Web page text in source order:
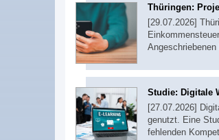
Thüringen:
[29.07.2026]
Studie: Digitale
[27.07.2026]
genutzt. Eine
fehlenden